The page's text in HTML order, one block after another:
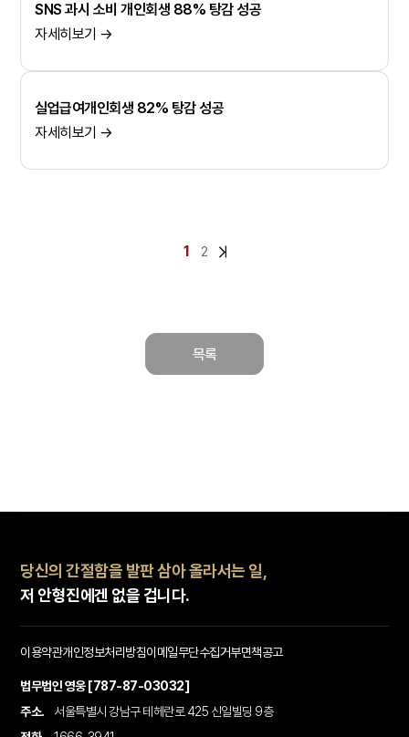
SNS 과시 소비 개인회생 88% 탕감 성공
자세히보기 →
실업급여개인회생 82% 탕감 성공
자세히보기 →
1 2
목록
당신의 간절함을 발판 삼아 올라서는 일,
저 안형진에겐 없을 겁니다.
법무법인 영웅 [787-87-03032]
주소.
서울특별시 강남구 테헤란로 425 신일빌딩 9층
이용약관개인정보처리방침이메일무단수집거부면책공고